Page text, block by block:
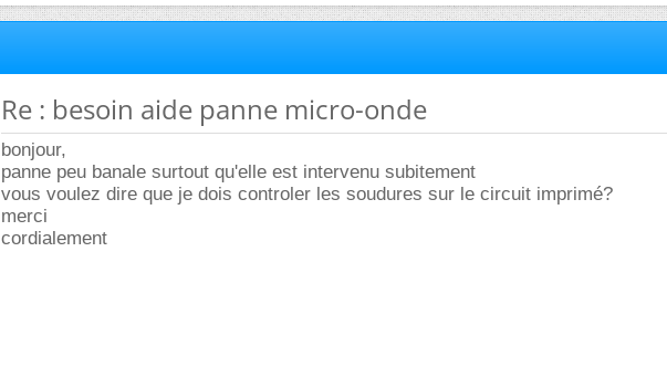
Re : besoin aide panne micro-onde
bonjour,
panne peu banale surtout qu'elle est intervenu subitement
vous voulez dire que je dois controler les soudures sur le circuit imprimé?
merci
cordialement